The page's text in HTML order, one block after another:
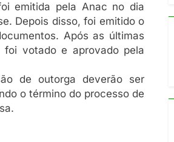
emitida pela Anac no dia
Depois disso, foi emitido o
Após as últimas
foi votado e aprovado pela
de outorga deverão ser
o término do processo de